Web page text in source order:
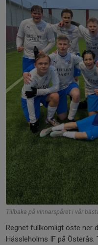
Tillbaka på vinnarspåret i vår
Regnet fullkomligt öste ner
Hässleholms IF på